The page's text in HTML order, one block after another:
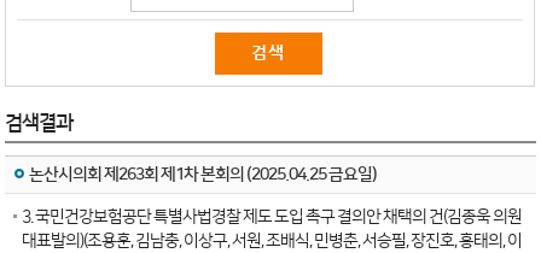
검색결과
논산시의회 제263회 제1차 본회의 (2025.04.25 금요일)
3. 국민건강보험공단 특별사법경찰 제도 도입 촉구 결의안 채택의 건(김종욱 의원
대표발의)(조용훈, 김남충, 이상구, 서원, 조배식, 민병춘, 서승필, 장진호, 홍태의, 이